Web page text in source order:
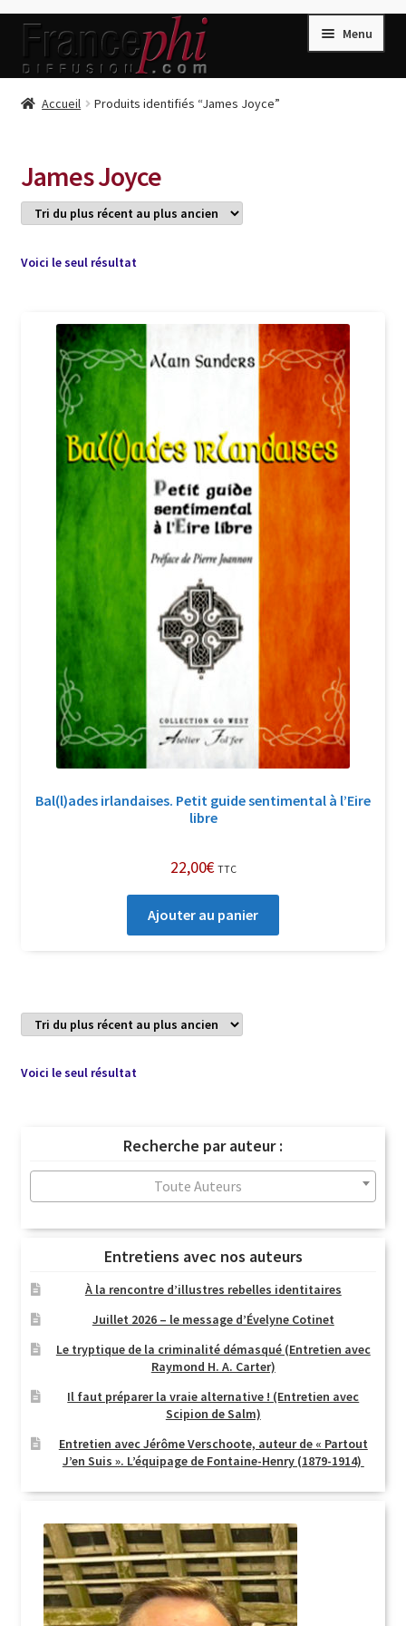
Aller
la
Aller
contenu
Menu
Accueil
Conditions de Vente
Connection
Listes d’Envies
Livres de Peter Randa
Livres de Philippe Randa
Login Customizer
Newsletter
Nous Contacter
Panier
Politique de confidentialité et cookies
Soutien à Philippe Randa
Suivi de la Commande
Accueil Produits identifiés “James Joyce”
James Joyce
Voici le seul résultat
Bal(l)ades irlandaises. Petit guide sentimental à l’Eire
libre
22,00€ TTC
Ajouter au panier
Voici le seul résultat
Recherche par auteur :
Toute Auteurs
Entretiens avec nos auteurs
À la rencontre d’illustres rebelles identitaires
Juillet 2026 – le message d’Évelyne Cotinet
Le tryptique de la criminalité démasqué (Entretien avec
Raymond H. A. Carter)
Il faut préparer la vraie alternative ! (Entretien avec
Scipion de Salm)
Entretien avec Jérôme Verschoote, auteur de « Partout
J’en Suis ». L’équipage de Fontaine-Henry (1879-1914)